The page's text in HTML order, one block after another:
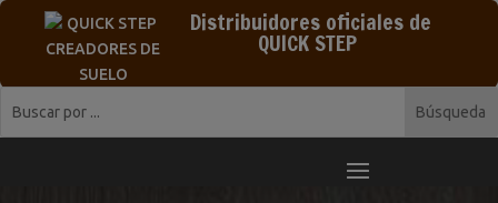
Distribuidores oficiales de
QUICK STEP